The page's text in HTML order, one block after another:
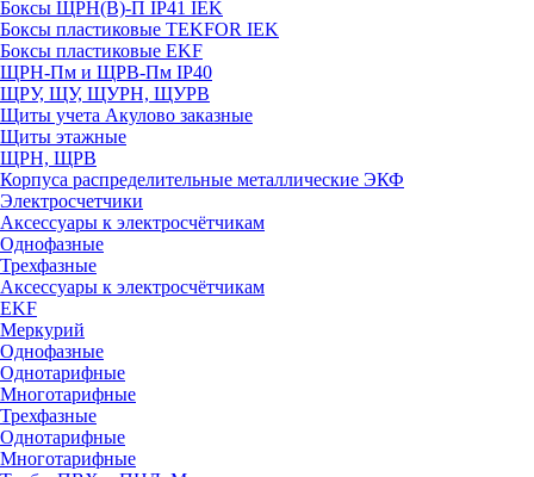
Боксы ЩРН(В)-П IP41 IEK
Боксы пластиковые TEKFOR IEK
Боксы пластиковые EKF
ЩРН-Пм и ЩРВ-Пм IP40
ЩРУ, ЩУ, ЩУРН, ЩУРВ
Щиты учета Акулово заказные
Щиты этажные
ЩРН, ЩРВ
Корпуса распределительные металлические ЭКФ
Электросчетчики
Аксессуары к электросчётчикам
Однофазные
Трехфазные
Аксессуары к электросчётчикам
EKF
Меркурий
Однофазные
Однотарифные
Многотарифные
Трехфазные
Однотарифные
Многотарифные